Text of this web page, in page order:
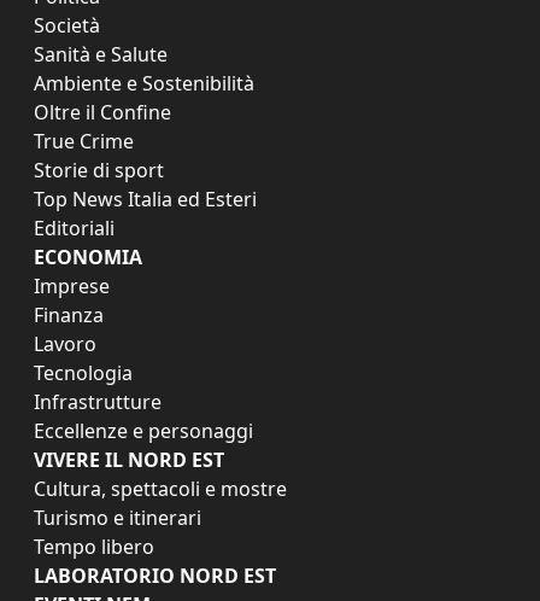
Società
Sanità e Salute
Ambiente e Sostenibilità
Oltre il Confine
True Crime
Storie di sport
Top News Italia ed Esteri
Editoriali
ECONOMIA
Imprese
Finanza
Lavoro
Tecnologia
Infrastrutture
Eccellenze e personaggi
VIVERE IL NORD EST
Cultura, spettacoli e mostre
Turismo e itinerari
Tempo libero
LABORATORIO NORD EST